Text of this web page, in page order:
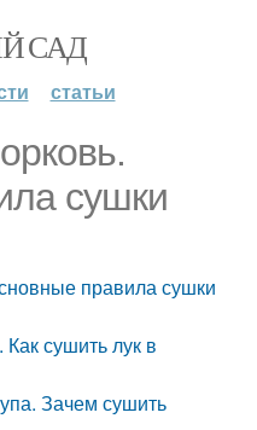
САД
статьи
сушки
правила сушки
сушить лук в
Зачем сушить